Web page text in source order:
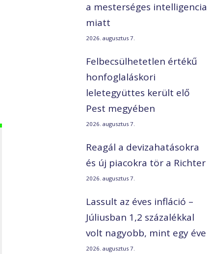
a mesterséges intelligencia
miatt
2026. augusztus 7.
Felbecsülhetetlen értékű
honfoglaláskori
leletegyüttes került elő
Pest megyében
2026. augusztus 7.
Reagál a devizahatásokra
és új piacokra tör a Richter
2026. augusztus 7.
Lassult az éves infláció –
Júliusban 1,2 százalékkal
volt nagyobb, mint egy éve
2026. augusztus 7.